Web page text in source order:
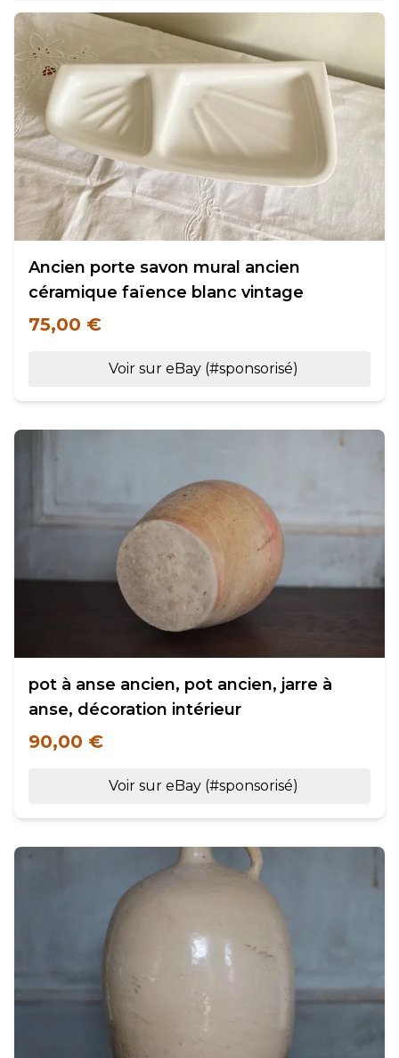
Ancien porte savon mural ancien
céramique faïence blanc vintage
75,00 €
Voir sur eBay (#sponsorisé)
pot à anse ancien, pot ancien, jarre à
anse, décoration intérieur
90,00 €
Voir sur eBay (#sponsorisé)